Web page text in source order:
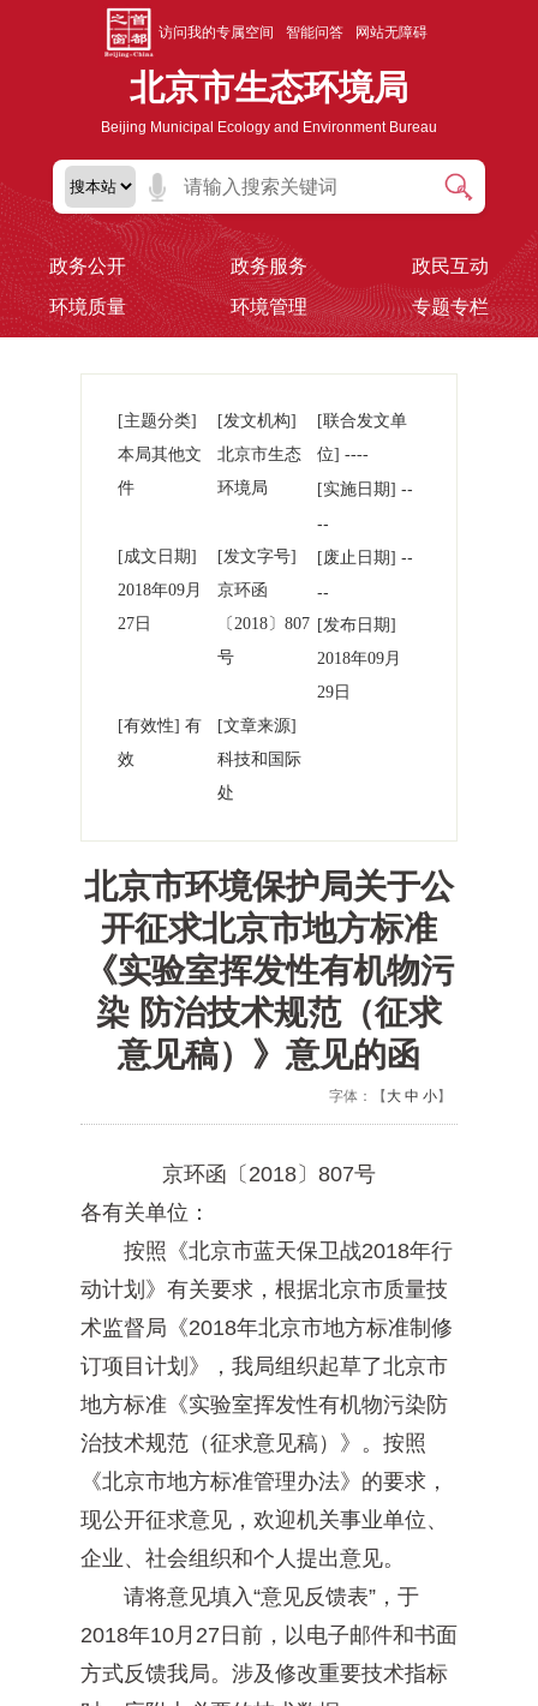
访问我的专属空间 智能问答 网站无障碍
北京市生态环境局
Beijing Municipal Ecology and Environment Bureau
政务公开 政务服务
政民互动
环境质量
环境管理 专题专栏
[主题分类]
本局其他文
件
[发文机构]
北京市生态
环境局
[联合发文单
位] ----
[实施日期]--
--
[成文日期]
2018年09月
27日
[发文字号]
京环函
〔2018〕807
号
[废止日期]--
--
[发布日期]
2018年09月
29日
[有效性] 有
效
[文章来源]
科技和国际
处
北京市环境保护局关于公
开征求北京市地方标准
《实验室挥发性有机物污
染 防治技术规范（征求
意见稿）》意见的函
字体：【 大 中 小】
京环函〔2018〕807号
各有关单位：
按照《北京市蓝天保卫战2018年行
动计划》有关要求，根据北京市质量技
术监督局《2018年北京市地方标准制修
订项目计划》，我局组织起草了北京市
地方标准《实验室挥发性有机物污染防
治技术规范（征求意见稿）》。按照
《北京市地方标准管理办法》的要求，
现公开征求意见，欢迎机关事业单位、
企业、社会组织和个人提出意见。
请将意见填入“意见反馈表”，于
2018年10月27日前，以电子邮件和书面
方式反馈我局。涉及修改重要技术指标